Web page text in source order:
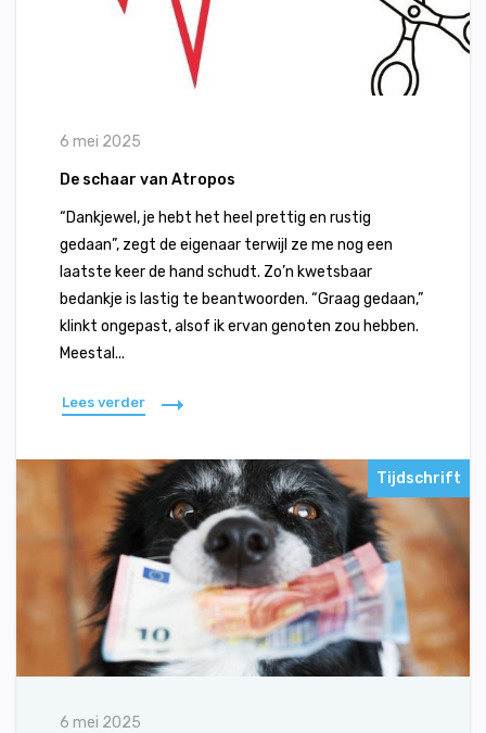
6 mei 2025
De schaar van Atropos
“Dankjewel, je hebt het heel prettig en rustig
gedaan”, zegt de eigenaar terwijl ze me nog een
laatste keer de hand schudt. Zo’n kwetsbaar
bedankje is lastig te beantwoorden. “Graag gedaan,”
klinkt ongepast, alsof ik ervan genoten zou hebben.
Meestal...
Lees verder
Tijdschrift
6 mei 2025